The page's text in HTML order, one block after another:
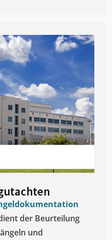
der Beurteilung
und